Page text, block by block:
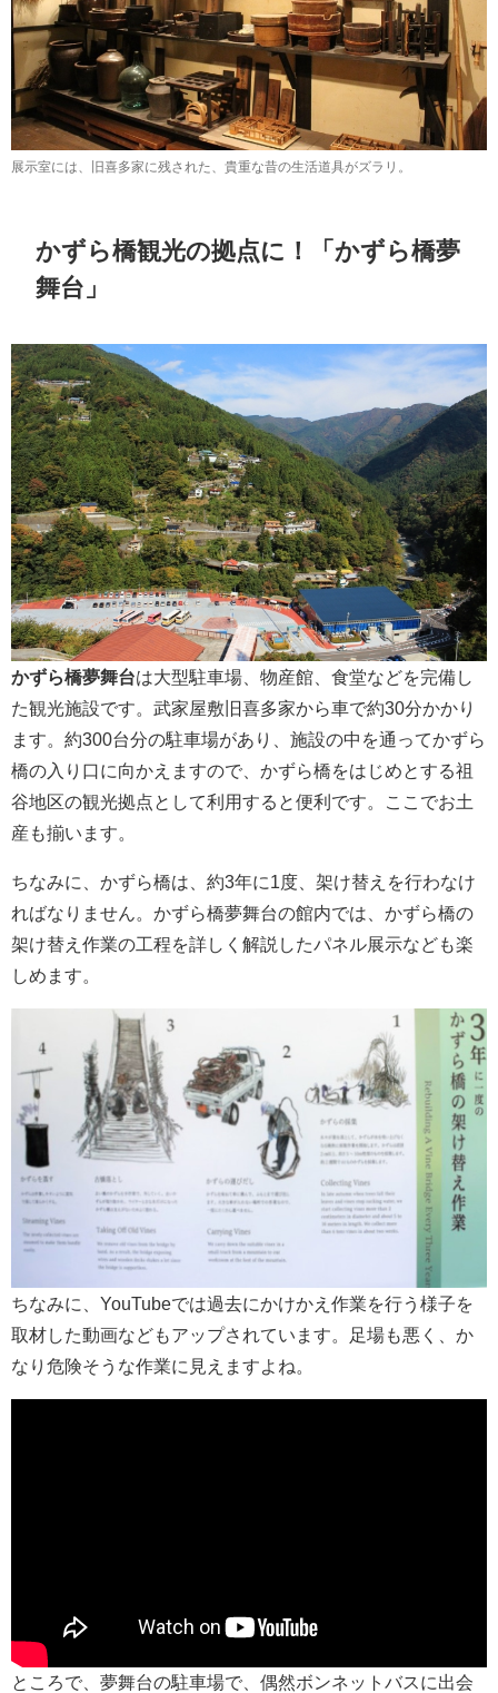
展示室には、旧喜多家に残された、貴重な昔の生活道具がズラリ。
かずら橋観光の拠点に！「かずら橋夢
舞台」
かずら橋夢舞台は大型駐車場、物産館、食堂などを完備し
た観光施設です。武家屋敷旧喜多家から車で約30分かかり
ます。約300台分の駐車場があり、施設の中を通ってかずら
橋の入り口に向かえますので、かずら橋をはじめとする祖
谷地区の観光拠点として利用すると便利です。ここでお土
産も揃います。
ちなみに、かずら橋は、約3年に1度、架け替えを行わなけ
ればなりません。かずら橋夢舞台の館内では、かずら橋の
架け替え作業の工程を詳しく解説したパネル展示なども楽
しめます。
ちなみに、YouTubeでは過去にかけかえ作業を行う様子を
取材した動画などもアップされています。足場も悪く、か
なり危険そうな作業に見えますよね。
ところで、夢舞台の駐車場で、偶然ボンネットバスに出会